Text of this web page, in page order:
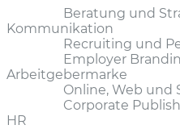
Beratung und
Kommunikation
Recruiting und
Employer
Arbeitgebermarke
Online, Web und
Corporate
HR